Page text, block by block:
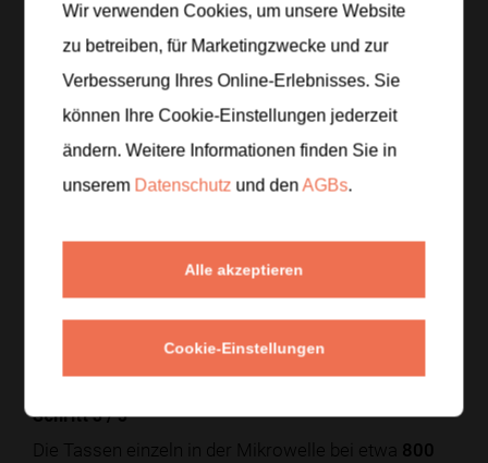
Zubereitung
Schritt 1/5
Mehl, Zucker, Kakaopulver, Backpulver und Salz auf
zwei mikrowellengeeignete Tassen aufteilen und gut
vermischen.
Schritt 2/5
Milch, Öl und Vanilleextrakt dazugeben und alles
direkt in den Tassen zu einem glatten Teig verrühren.
Die gehackte Schokolade unterheben oder in die
Schritt 3/5
Die Tassen einzeln in der Mikrowelle bei etwa 800
Wir verwenden Cookies, um unsere Website
zu betreiben, für Marketingzwecke und zur
Verbesserung Ihres Online-Erlebnisses. Sie
können Ihre Cookie-Einstellungen jederzeit
ändern. Weitere Informationen finden Sie in
unserem Datenschutz und denAGBs.
Alle akzeptieren
Cookie-Einstellungen